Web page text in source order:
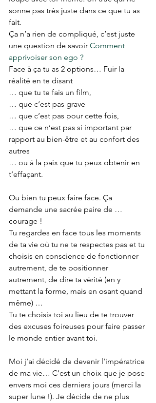
sonne pas très juste dans ce que tu as
fait.
Ça n’a rien de compliqué, c’est juste
une question de savoir Comment
apprivoiser son ego ?
Face à ça tu as 2 options… Fuir la
réalité en te disant
… que tu te fais un film,
… que c’est pas grave
… que c’est pas pour cette fois,
… que ce n’est pas si important par
rapport au bien-être et au confort des
autres
… ou à la paix que tu peux obtenir en
t’effaçant.
Ou bien tu peux faire face. Ça
demande une sacrée paire de …
courage !
Tu regardes en face tous les moments
de ta vie où tu ne te respectes pas et tu
choisis en conscience de fonctionner
autrement, de te positionner
autrement, de dire ta vérité (en y
mettant la forme, mais en osant quand
même) …
Tu te choisis toi au lieu de te trouver
des excuses foireuses pour faire passer
le monde entier avant toi.
Moi j’ai décidé de devenir l’impératrice
de ma vie… C’est un choix que je pose
envers moi ces derniers jours (merci la
super lune !). Je décide de ne plus